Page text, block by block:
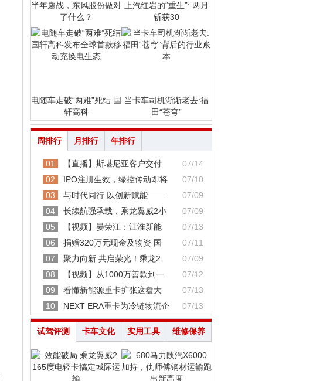
半年鏖战，东风股份做对
了什么？
上汽红岩的“重生”: 两月
斩获30
电随车走破“两难”死结 国
轩高科
当卡车司机渐渐老去:福
田“苍穹”
周排行 月排行 年排行
01 【直播】斯堪尼亚客户交付
07/14
02
IPO注册生效，绿控传动即将
07/10
03
与时代同行 以创新赋能——
07/09
04
长续航强承载，乘龙翼威2小
07/09
05
【视频】晏荣江：江淮新能
07/13
06
捐赠320万元现金及物资 国
07/11
07
聚力向新 共启荣光！乘龙2
07/09
08
【视频】从1000万善款到一
07/12
09
看懂新能源重卡扩张这盘大
07/13
10
NEXT ERA重卡为冷链物流企 07/13
试驾评测 卡车文化 实用工具 维修保养